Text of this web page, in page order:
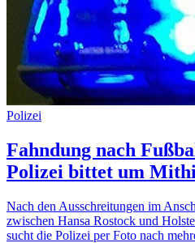
Polizei
Fahndung nach
Polizei bittet um
Nach den Ausschreitungen im
zwischen Hansa Rostock und
sucht die Polizei per Foto nach